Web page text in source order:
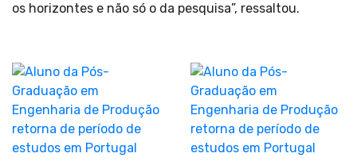
os horizontes e não só o da pesquisa”, ressaltou.